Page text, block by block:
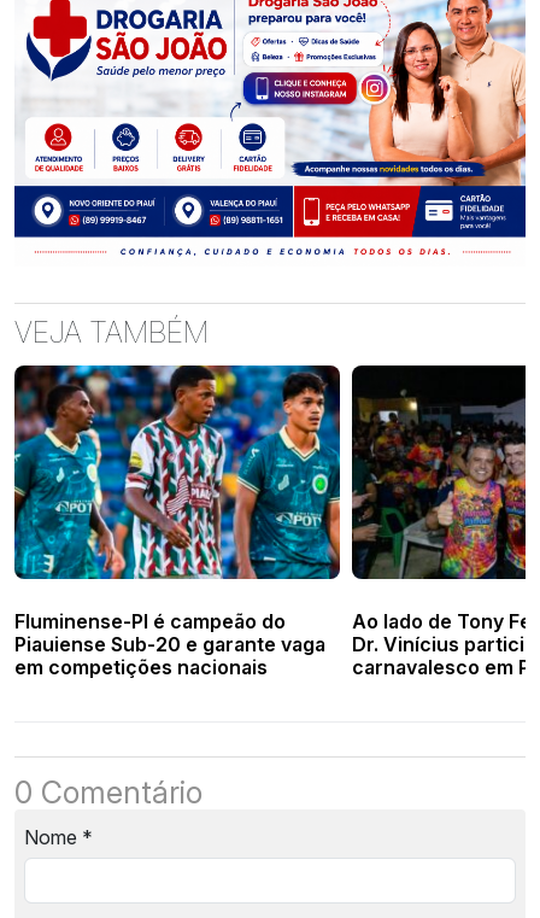
VEJA TAMBÉM
Fluminense-PI é campeão do
Piauiense Sub-20 e garante vaga
em competições nacionais
Ao lado de Tony
Dr. Vinícius
carnavalesco em
0 Comentário
Nome *